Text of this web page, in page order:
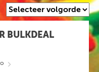
BULKDEAL